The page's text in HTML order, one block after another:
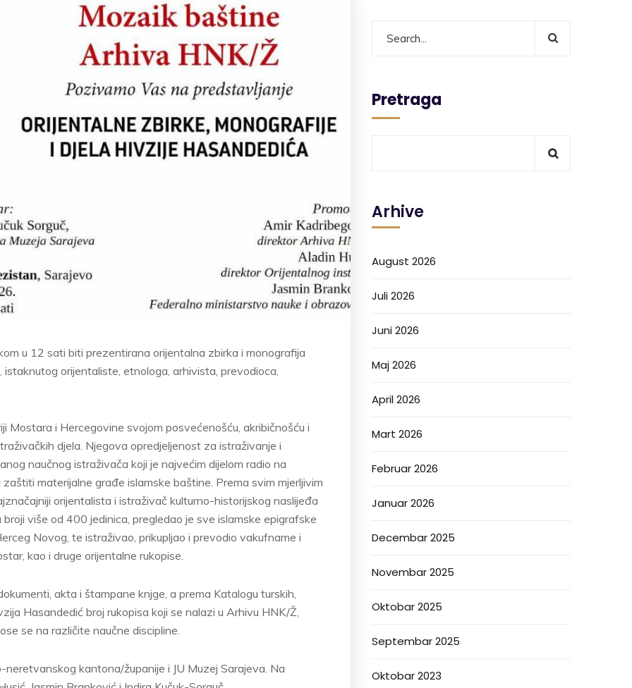
u 12 sati biti prezentirana orijentalna zbirka i monografija
orijentaliste, etnologa, arhivista, prevodioca,
Mostara i Hercegovine svojom posvećenošću, akribičnošću i
djela. Njegova opredjeljenost za istraživanje i
naučnog istraživača koji je najvećim dijelom radio na
materijalne građe islamske baštine. Prema svim mjerljivim
orijentalista i istraživač kulturno-historijskog naslijeđa
više od 400 jedinica, pregledao je sve islamske epigrafske
Novog, te istraživao, prikupljao i prevodio vakufname i
kao i druge orijentalne rukopise.
akta i štampane knjge, a prema Katalogu turskih,
Hasandedić broj rukopisa koji se nalazi u Arhivu HNK/Ž,
se na različite naučne discipline.
kantona/županije i JU Muzej Sarajeva. Na
Pretraga
Arhive
August 2026
Juli 2026
Juni 2026
Maj 2026
April 2026
Mart 2026
Februar 2026
Januar 2026
Decembar 2025
Novembar 2025
Oktobar 2025
Septembar 2025
Oktobar 2023